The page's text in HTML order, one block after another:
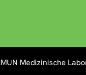
Medizinische